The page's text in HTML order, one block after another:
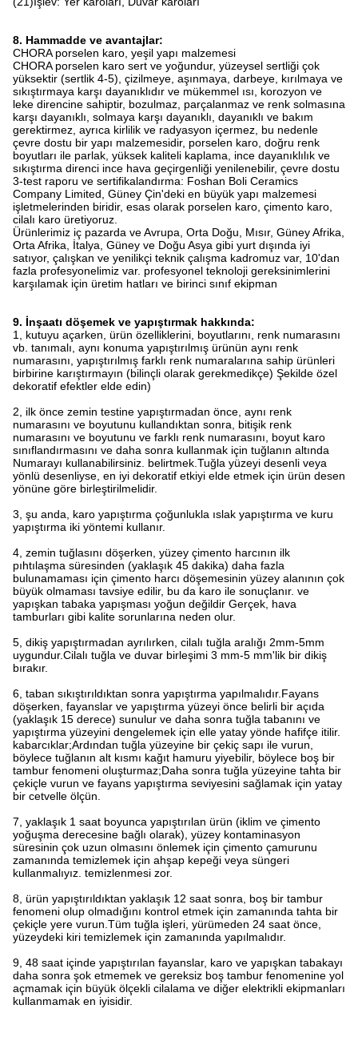
8. Hammadde ve avantajlar:
CHORA porselen karo, yeşil yapı malzemesi
CHORA porselen karo sert ve yoğundur, yüzeysel sertliği çok
yüksektir (sertlik 4-5), çizilmeye, aşınmaya, darbeye, kırılmaya ve
sıkıştırmaya karşı dayanıklıdır ve mükemmel ısı, korozyon ve
leke direncine sahiptir, bozulmaz, parçalanmaz ve renk solmasına
karşı dayanıklı, solmaya karşı dayanıklı, dayanıklı ve bakım
gerektirmez, ayrıca kirlilik ve radyasyon içermez, bu nedenle
çevre dostu bir yapı malzemesidir, porselen karo, doğru renk
boyutları ile parlak, yüksek kaliteli kaplama, ince dayanıklılık ve
sıkıştırma direnci ince hava geçirgenliği yenilenebilir, çevre dostu
3-test raporu ve sertifikalandırma: Foshan Boli Ceramics
Company Limited, Güney Çin'deki en büyük yapı malzemesi
işletmelerinden biridir, esas olarak porselen karo, çimento karo,
cilalı karo üretiyoruz.
Ürünlerimiz iç pazarda ve Avrupa, Orta Doğu, Mısır, Güney Afrika,
Orta Afrika, İtalya, Güney ve Doğu Asya gibi yurt dışında iyi
satıyor, çalışkan ve yenilikçi teknik çalışma kadromuz var, 10'dan
fazla profesyonelimiz var. profesyonel teknoloji gereksinimlerini
karşılamak için üretim hatları ve birinci sınıf ekipman
9. İnşaatı döşemek ve yapıştırmak hakkında:
1, kutuyu açarken, ürün özelliklerini, boyutlarını, renk numarasını
vb. tanımalı, aynı konuma yapıştırılmış ürünün aynı renk
numarasını, yapıştırılmış farklı renk numaralarına sahip ürünleri
birbirine karıştırmayın (bilinçli olarak gerekmedikçe) Şekilde özel
dekoratif efektler elde edin)
2, ilk önce zemin testine yapıştırmadan önce, aynı renk
numarasını ve boyutunu kullandıktan sonra, bitişik renk
numarasını ve boyutunu ve farklı renk numarasını, boyut karo
sınıflandırmasını ve daha sonra kullanmak için tuğlanın altında
Numarayı kullanabilirsiniz. belirtmek.Tuğla yüzeyi desenli veya
yönlü desenliyse, en iyi dekoratif etkiyi elde etmek için ürün desen
yönüne göre birleştirilmelidir.
3, şu anda, karo yapıştırma çoğunlukla ıslak yapıştırma ve kuru
yapıştırma iki yöntemi kullanır.
4, zemin tuğlasını döşerken, yüzey çimento harcının ilk
pıhtılaşma süresinden (yaklaşık 45 dakika) daha fazla
bulunamaması için çimento harcı döşemesinin yüzey alanının çok
büyük olmaması tavsiye edilir, bu da karo ile sonuçlanır. ve
yapışkan tabaka yapışması yoğun değildir Gerçek, hava
tamburları gibi kalite sorunlarına neden olur.
5, dikiş yapıştırmadan ayrılırken, cilalı tuğla aralığı 2mm-5mm
uygundur.Cilalı tuğla ve duvar birleşimi 3 mm-5 mm'lik bir dikiş
bırakır.
6, taban sıkıştırıldıktan sonra yapıştırma yapılmalıdır.Fayans
döşerken, fayanslar ve yapıştırma yüzeyi önce belirli bir açıda
(yaklaşık 15 derece) sunulur ve daha sonra tuğla tabanını ve
yapıştırma yüzeyini dengelemek için elle yatay yönde hafifçe itilir.
kabarcıklar;Ardından tuğla yüzeyine bir çekiç sapı ile vurun,
böylece tuğlanın alt kısmı kağıt hamuru yiyebilir, böylece boş bir
tambur fenomeni oluşturmaz;Daha sonra tuğla yüzeyine tahta bir
çekiçle vurun ve fayans yapıştırma seviyesini sağlamak için yatay
bir cetvelle ölçün.
7, yaklaşık 1 saat boyunca yapıştırılan ürün (iklim ve çimento
yoğuşma derecesine bağlı olarak), yüzey kontaminasyon
süresinin çok uzun olmasını önlemek için çimento çamurunu
zamanında temizlemek için ahşap kepeği veya süngeri
kullanmalıyız. temizlenmesi zor.
8, ürün yapıştırıldıktan yaklaşık 12 saat sonra, boş bir tambur
fenomeni olup olmadığını kontrol etmek için zamanında tahta bir
çekiçle yere vurun.Tüm tuğla işleri, yürümeden 24 saat önce,
yüzeydeki kiri temizlemek için zamanında yapılmalıdır.
9, 48 saat içinde yapıştırılan fayanslar, karo ve yapışkan tabakayı
daha sonra şok etmemek ve gereksiz boş tambur fenomenine yol
açmamak için büyük ölçekli cilalama ve diğer elektrikli ekipmanları
kullanmamak en iyisidir.